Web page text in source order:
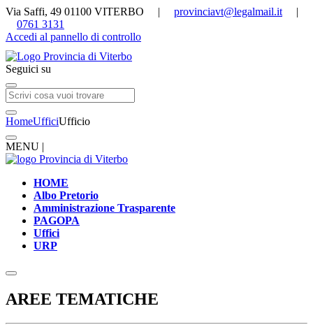
Via Saffi, 49 01100 VITERBO | provinciavt@legalmail.it |
0761 3131
Accedi al pannello di controllo
Seguici su
HomeUfficiUfficio
MENU |
HOME
Albo Pretorio
Amministrazione Trasparente
PAGOPA
Uffici
URP
AREE TEMATICHE